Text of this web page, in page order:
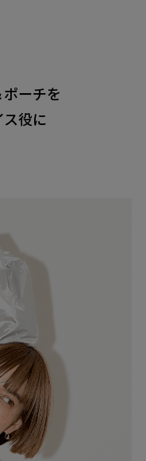
ーチを
役に